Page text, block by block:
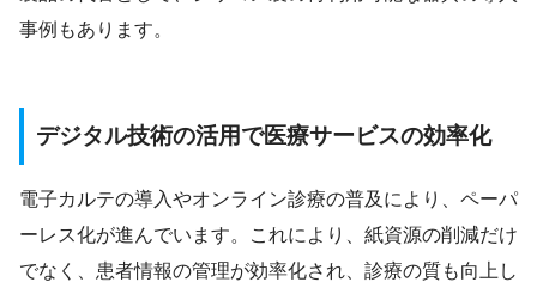
事例もあります。
デジタル技術の活用で医療サービスの効率化
電子カルテの導入やオンライン診療の普及により、ペーパ
ーレス化が進んでいます。これにより、紙資源の削減だけ
でなく、患者情報の管理が効率化され、診療の質も向上し